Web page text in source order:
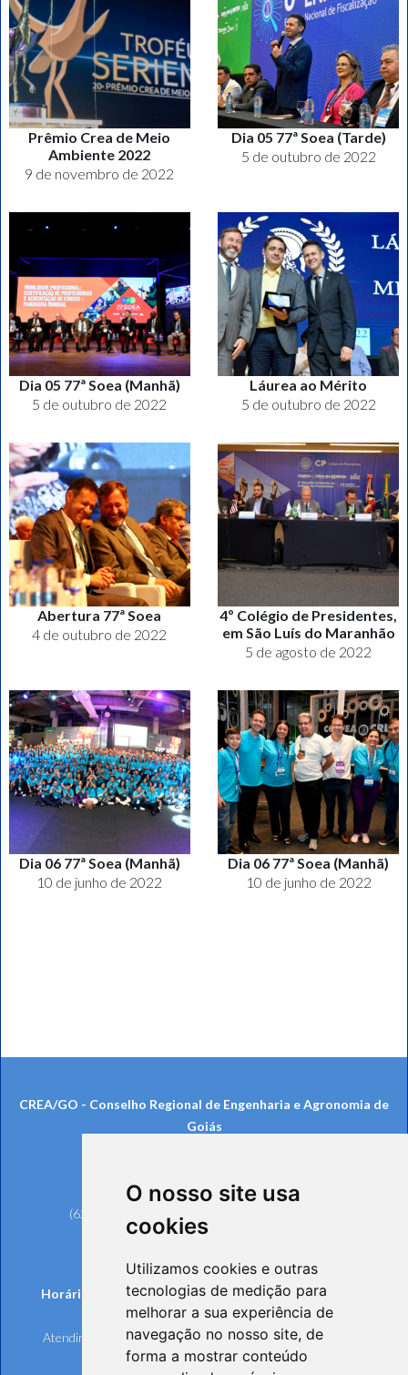
O nosso site usa
cookies
Utilizamos cookies e outras
tecnologias de medição para
melhorar a sua experiência de
navegação no nosso site, de
forma a mostrar conteúdo
Prêmio Crea de Meio
Ambiente 2022
9 de novembro de 2022
Dia 05 77ª Soea (Tarde)
5 de outubro de 2022
Dia 05 77ª Soea (Manhã)
5 de outubro de 2022
Láurea ao Mérito
5 de outubro de 2022
Abertura 77ª Soea
4 de outubro de 2022
4º Colégio de Presidentes,
em São Luís do Maranhão
5 de agosto de 2022
Dia 06 77ª Soea (Manhã)
10 de junho de 2022
Dia 06 77ª Soea (Manhã)
10 de junho de 2022
CREA/GO - Conselho Regional de Engenharia e Agronomia de
Goiás
Telefones:
(62) 3221-6200 (Goiânia e Região Metropolitana)
0800 642 6598 (Demais Localidades)
Horários de funcionamento de Segunda à Sexta-feira:
Atendimento Online e Telefônico: 8h às 17h
Atendimento Presencial: 8h às 17h, mediante agendamento